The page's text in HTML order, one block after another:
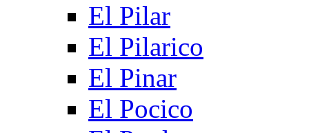
El Pilar
El Pilarico
El Pinar
El Pocico